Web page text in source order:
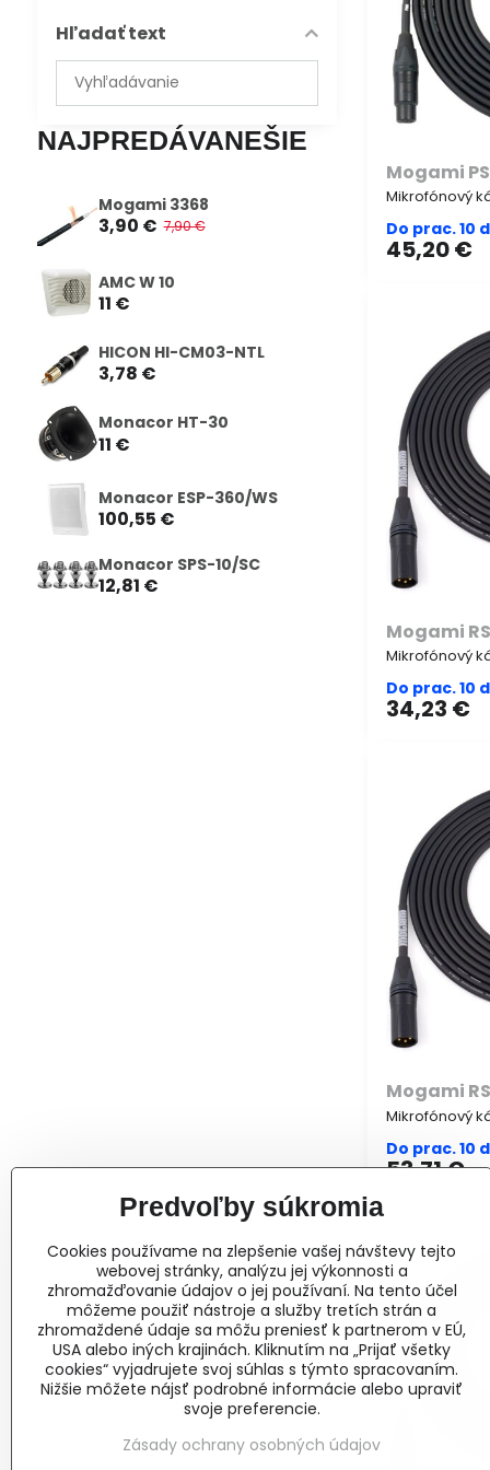
Mogami
Mikrofónový
Do prac. 10
45,20 €
Mogami
Mikrofónový
Do prac. 10
34,23 €
Mogami
Mikrofónový
Do prac. 10
53,71 €
Hľadať text
Prehľadať
výsledky
fulltextom
NAJPREDÁVANEŠIE
Mogami 3368
3,90 € 7,90 €
AMC W 10
11 €
HICON HI-CM03-NTL
3,78 €
Monacor HT-30
11 €
Monacor ESP-360/WS
100,55 €
Monacor SPS-10/SC
12,81 €
Predvoľby súkromia
Cookies používame na zlepšenie vašej návštevy tejto
webovej stránky, analýzu jej výkonnosti a
zhromažďovanie údajov o jej používaní. Na tento účel
môžeme použiť nástroje a služby tretích strán a
zhromaždené údaje sa môžu preniesť k partnerom v EÚ,
USA alebo iných krajinách. Kliknutím na „Prijať všetky
cookies“ vyjadrujete svoj súhlas s týmto spracovaním.
Nižšie môžete nájsť podrobné informácie alebo upraviť
svoje preferencie.
Zásady ochrany osobných údajov